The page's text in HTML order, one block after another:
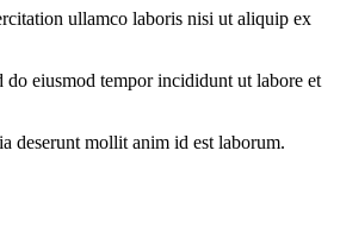
ullamco laboris nisi ut aliquip ex
eiusmod tempor incididunt ut labore et
deserunt mollit anim id est laborum.